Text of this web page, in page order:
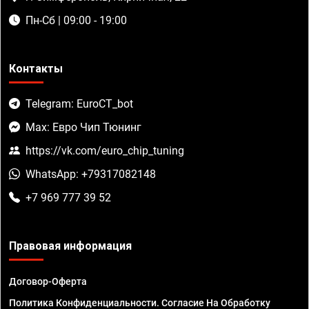
Пн-Сб | 09:00 - 19:00
Контакты
Telegram: EuroCT_bot
Max: Евро Чип Тюнинг
https://vk.com/euro_chip_tuning
WhatsApp: +79317082148
+7 969 777 39 52
Правовая информация
Договор-Оферта
Политика Конфиденциальности. Согласие На Обработку